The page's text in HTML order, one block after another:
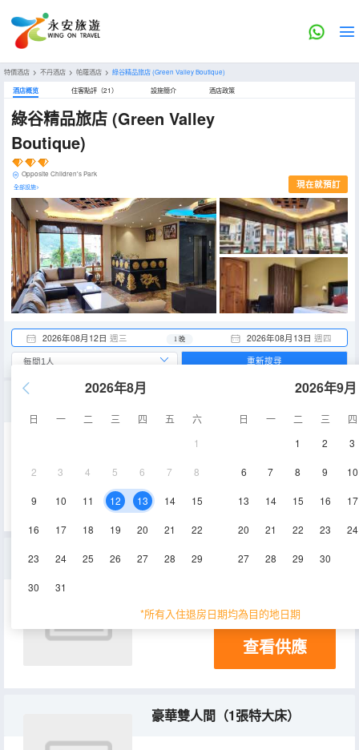
特價酒店 > 不丹酒店 > 帕羅酒店 > 綠谷精品旅店(Green Valley Boutique)
酒店概览 住客點評（21） 設施簡介 酒店政策
綠谷精品旅店 (Green Valley
Boutique)
Opposite Children's Park
全部設施> 現在就預訂
2026年08月12日 週三 2026年08月13日 週四
1 晚
2026年8月
日 一 二 三 四 五
六
1
2 3 4 5 6 7 8
9 10 11 12 13 14 15
16 17 18 19 20 21 22
23 24 25 26 27 28 29
30 31
2026年9月
日 一 二 三
四
1
2 3
6 7 8 9 10
13 14 15 16 17
20 21 22 23 24
27 28 29 30
*所有入住退房日期均為目的地日期
重新搜尋
標準特大床一室公寓套房
淋浴 電視機
查看供應
豪華雙人間（1張特大床）